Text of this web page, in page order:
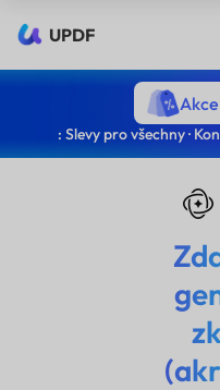
UPDF
: Slevy pro všechny ·